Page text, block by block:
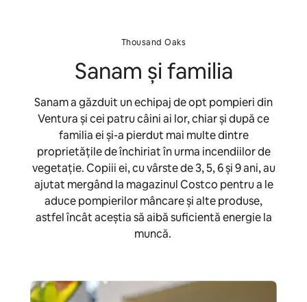
Thousand Oaks
Sanam și familia
Sanam a găzduit un echipaj de opt pompieri din
Ventura și cei patru câini ai lor, chiar și după ce
familia ei și-a pierdut mai multe dintre
proprietățile de închiriat în urma incendiilor de
vegetație. Copiii ei, cu vârste de 3, 5, 6 și 9 ani, au
ajutat mergând la magazinul Costco pentru a le
aduce pompierilor mâncare și alte produse,
astfel încât aceștia să aibă suficientă energie la
muncă.